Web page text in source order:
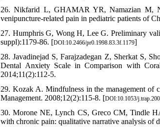
26. Nikfarid L, GHAMAR YR, Namazian M,
venipuncture-related pain in pediatric patients of
27. Humphris G, Wong H, Lee G. Preliminary
suppl):1179-86. [DOI:10.2466/pr0.1998.83.3f.1179]
28. Javadinejad S, Farajzadegan Z, Sherkat S,
Dental Anxiety Scale in Comparison with
2014;11(2):112-5.
29. Kozak A. Mindfulness in the management of
Management. 2008;12(2):115-8. [DOI:10.1053/
30. Morone NE, Lynch CS, Greco CM, Tindle
with chronic pain: qualitative narrative analysis of